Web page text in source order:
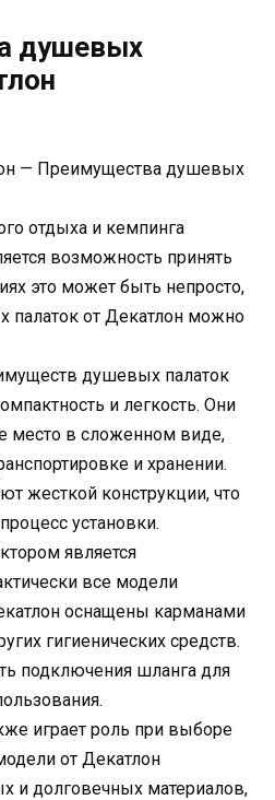
душевых
— Преимущества душевых
отдыха и кемпинга
возможность принять
это может быть непросто,
от Декатлон можно
душевых палаток
и легкость. Они
место в сложенном виде,
и хранении.
жесткой конструкции, что
установки.
является
все модели
оснащены карманами
гигиенических средств.
подключения шланга для
играет роль при выборе
от Декатлон
и долговечных материалов,